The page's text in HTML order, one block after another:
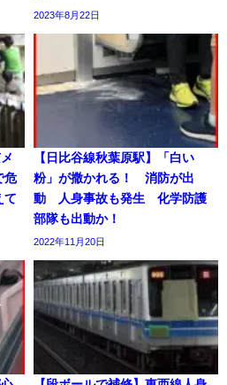
2023年8月22日
危
て
【日比谷線秋葉原駅】「白い
粉」が撒かれる！ 消防が出
動 人身事故も発生 化学防護
部隊も出動か！
2022年11月20日